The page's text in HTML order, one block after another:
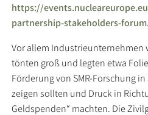
https://
partnership-stakeholders-forum.
Vor allem Industrieunternehmen
tönten groß und legten etwa
Förderung von SMR-Forschung
zeigen sollten und Druck in
Geldspenden“ machten. Die